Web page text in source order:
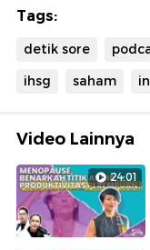
mengalami
Saksikan
Tags:
detik sore
ihsg
saham
Video Lainnya
24:01